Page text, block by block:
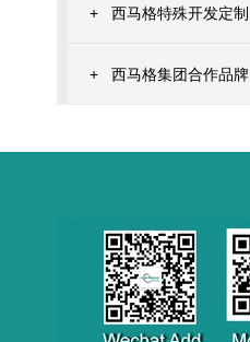
+ 西马格特殊开发定制
+ 西马格集团合作品牌